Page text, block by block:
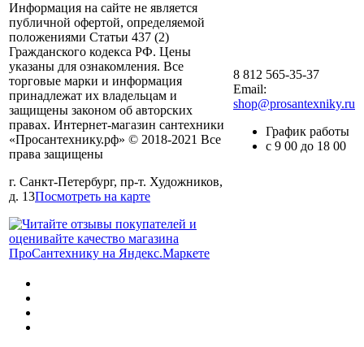
Информация на сайте не является
публичной офертой, определяемой
положениями Статьи 437 (2)
Гражданского кодекса РФ. Цены
указаны для ознакомления. Все
торговые марки и информация
принадлежат их владельцам и
защищены законом об авторских
правах. Интернет-магазин сантехники
«Просантехнику.рф» © 2018-2021 Все
права защищены
г. Санкт-Петербург, пр-т. Художников,
д. 13Посмотреть на карте
8 812 565-35-37
Email:
shop@prosantexniky.ru
График работы
с 9 00 до 18 00